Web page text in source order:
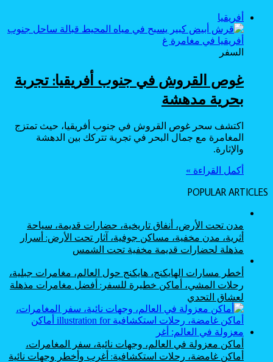
أفريقيا
السفر
غوص القروش في جنوب أفريقيا: تجربة
بحرية مدهشة
اكتشف سحر غوص القروش في جنوب أفريقيا، حيث تمتزج
المغامرة مع جمال البحر في تجربة تتركك بين الدهشة
والإثارة.
أكمل القراءة »
POPULAR ARTICLES
مدن تحت الأرض، أنفاق تاريخية، حضارات قديمة، سياحة
أثرية، مدن مخفية، مساكن جوفية، آثار تحت الأرض: أسرار
مذهلة لحضارات قديمة مخفية تحت الشمس
أخطر مسارات الهايكنج، هايكنج حول العالم، مغامرات جبلية،
رحلات المشي، أماكن خطيرة للسفر: أفضل مغامرات مذهلة
لعشاق التحدي
أماكن معزولة في العالم، وجهات نائية، سفر المغامرات،
أماكن غامضة، رحلات استكشافية: أغرب وأخطر وجهات نائية